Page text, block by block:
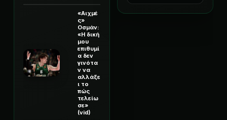
«Αιχμέ
ς»
Οσμάν:
«Η δική
μου
επιθυμί
α δεν
γινότα
ν να
αλλάξε
ι το
πώς
τελείω
σε»
(vid)